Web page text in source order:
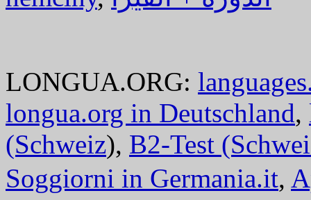
LONGUA.ORG:
longua.org in Deutschland,
(Schweiz), B2-Test
Soggiorni in Germania.it,